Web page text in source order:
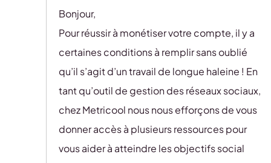
Bonjour,
Pour réussir à monétiser votre compte, il y a
certaines conditions à remplir sans oublié
qu’il s’agit d’un travail de longue haleine ! En
tant qu’outil de gestion des réseaux sociaux,
chez Metricool nous nous efforçons de vous
donner accès à plusieurs ressources pour
vous aider à atteindre les objectifs social